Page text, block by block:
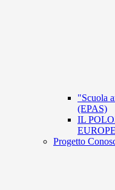
"Scuola
(EPAS)
IL
Progetto